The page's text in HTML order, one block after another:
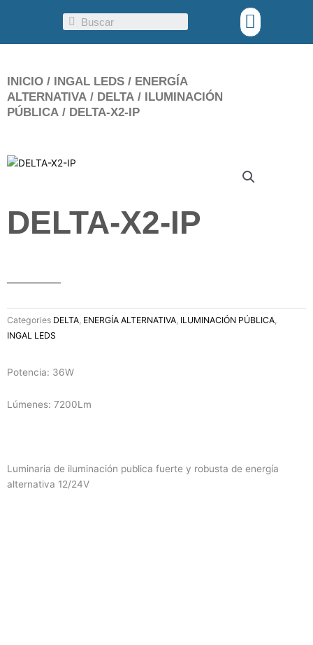
Search Menu
INICIO / INGAL LEDS / ENERGÍA
ALTERNATIVA / DELTA / ILUMINACIÓN
PÚBLICA / DELTA-X2-IP
DELTA-X2-IP
Categories DELTA, ENERGÍA ALTERNATIVA, ILUMINACIÓN PÚBLICA,
INGAL LEDS
Potencia: 36W
Lúmenes: 7200Lm
Luminaria de iluminación publica fuerte y robusta de energía
alternativa 12/24V